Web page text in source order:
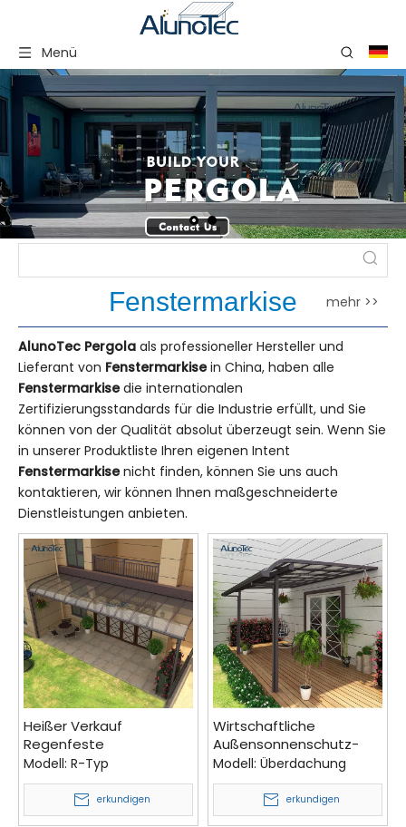
Menü
Fenstermarkise mehr >>
AlunoTec Pergola als professioneller Hersteller und
Lieferant von Fenstermarkisein China, haben alle
Fenstermarkisedie internationalen
Zertifizierungsstandards für die Industrie erfüllt, und Sie
können von der Qualität absolut überzeugt sein. Wenn Sie
in unserer Produktliste Ihren eigenen Intent
Fenstermarkisenicht finden, können Sie uns auch
kontaktieren, wir können Ihnen maßgeschneiderte
Dienstleistungen anbieten.
Heißer Verkauf
Regenfeste
Terrassenmarkisen-
Pavillon-Kits aus
Aluminium für den
Außenbereich
Modell: R-Typ
erkundigen
Wirtschaftliche
Außensonnenschutz-
Terrassen-Terrassen-
Fenstermarkise aus
Aluminium-PC-Blech
Modell: Überdachung
erkundigen